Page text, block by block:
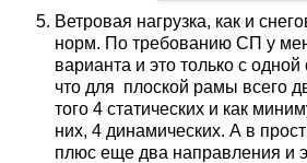
Ветровая нагрузка, как и
норм. По требованию СП у
варианта и это только с
что для плоской рамы всего
того 4 статических и как
них, 4 динамических. А в
плюс еще два направления и